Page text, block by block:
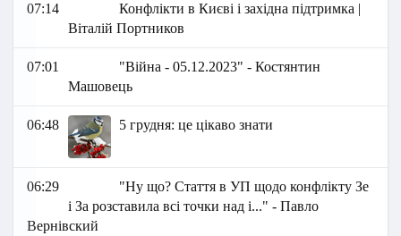
07:14
Конфлікти в Києві і західна підтримка |
Віталій Портников
07:01
"Війна - 05.12.2023" - Костянтин
Машовець
06:48 5 грудня: це цікаво знати
06:29
"Ну що? Стаття в УП щодо конфлікту Зе
і За розставила всі точки над і..." - Павло
Вернівский